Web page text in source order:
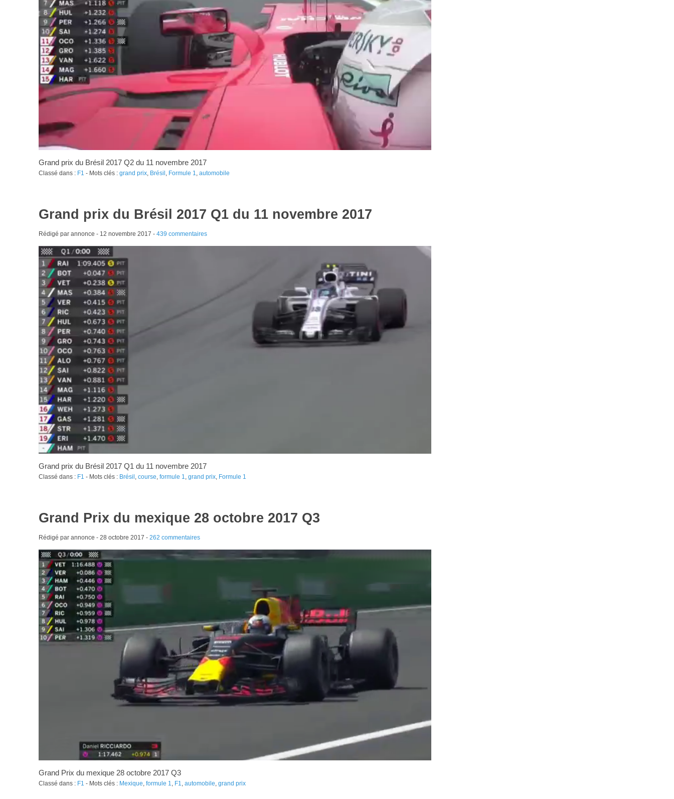
Grand prix du Brésil 2017 Q2 du 11 novembre 2017
Classé dans : F1 - Mots clés : grand prix, Brésil , Formule 1, automobile
Grand prix du Brésil 2017 Q1 du 11 novembre 2017
Rédigé par annonce - 12 novembre 2017 - 439 commentaires
Grand prix du Brésil 2017 Q1 du 11 novembre 2017
Classé dans : F1 - Mots clés : Brésil , course, formule 1, grand prix, Formule 1
Grand Prix du mexique 28 octobre 2017 Q3
Rédigé par annonce - 28 octobre 2017 - 262 commentaires
Grand Prix du mexique 28 octobre 2017 Q3
Classé dans : F1 - Mots clés : Mexique, formule 1, F1, automobile, grand prix